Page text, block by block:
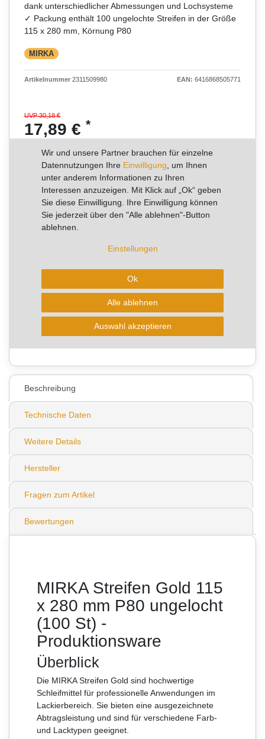
dank unterschiedlicher Abmessungen und Lochsysteme
✓ Packung enthält 100 ungelochte Streifen in der Größe
115 x 280 mm, Körnung P80
MIRKA
Artikelnummer 2311509980 EAN: 6416868505771
UVP 30,18 €
17,89 € *
Inhalt100Stück
Grundpreis0,18 € / Stück
RABATT -41%
Sie sparen 12,29 €
Kurzfristig verfügbar, Lieferzeit 3-5 Arbeitstage
In den Warenkorb
Wunschliste
Beschreibung
Technische Daten
Weitere Details
Hersteller
Fragen zum Artikel
Bewertungen
MIRKA Streifen Gold 115
x 280 mm P80 ungelocht
(100 St) -
Produktionsware
Überblick
Die MIRKA Streifen Gold sind hochwertige
Schleifmittel für professionelle Anwendungen im
Lackierbereich. Sie bieten eine ausgezeichnete
Abtragsleistung und sind für verschiedene Farb-
und Lacktypen geeignet.
Wir und unsere Partner brauchen für einzelne
Datennutzungen Ihre Einwilligung, um Ihnen
unter anderem Informationen zu Ihren
Interessen anzuzeigen. Mit Klick auf „Ok“ geben
Sie diese Einwilligung. Ihre Einwilligung können
Sie jederzeit über den "Alle ablehnen"-Button
ablehnen.
Einstellungen
Ok
Alle ablehnen
Auswahl akzeptieren